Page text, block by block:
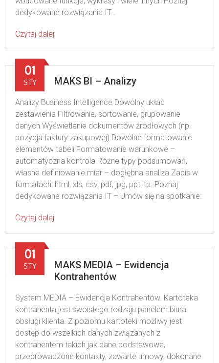
dedykowane rozwiązania IT…
Czytaj dalej
MAKS BI – Analizy
01
STY
Analizy Business Intelligence Dowolny układ
zestawienia Filtrowanie, sortowanie, grupowanie
danych Wyświetlenie dokumentów źródłowych (np.
pozycja faktury zakupowej) Dowolne formatowanie
elementów tabeli Formatowanie warunkowe –
automatyczna kontrola Różne typy podsumowań,
własne definiowanie miar – dogłębna analiza Zapis w
formatach: html, xls, csv, pdf, jpg, ppt itp. Poznaj
dedykowane rozwiązania IT – Umów się na spotkanie:
Czytaj dalej
MAKS MEDIA – Ewidencja
Kontrahentów
01
STY
System MEDIA – Ewidencja Kontrahentów. Kartoteka
kontrahenta jest swoistego rodzaju panelem biura
obsługi klienta. Z poziomu kartoteki możliwy jest
dostęp do wszelkich danych związanych z
kontrahentem takich jak dane podstawowe,
przeprowadzone kontakty, zawarte umowy, dokonane